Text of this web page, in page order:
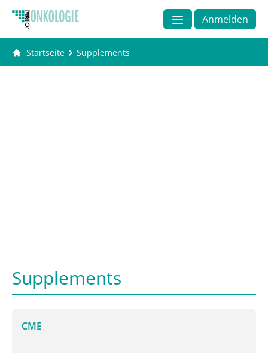
Anmelden
Startseite Supplements
Supplements
CME